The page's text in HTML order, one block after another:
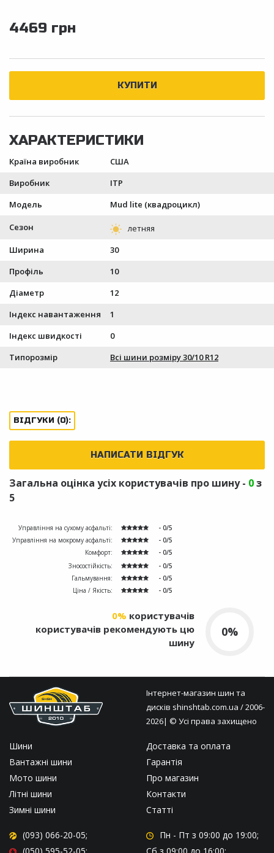
4469 грн
Країна виробник
США
Виробник
ITP
Модель
Mud lite (квадроцикл)
Сезон
Ширина
30
Профіль
10
Діаметр
12
Індекс навантаження
1
Індекс швидкості
0
Типорозмір
Всі шини розміру 30/10 R12
ВІДГУКИ (0):
НАПИСАТИ ВІДГУК
Загальна оцінка усіх користувачів про шину - 0з
5
Управління на сухому асфальті:
- 0/5
Управління на мокрому асфальті:
- 0/5
Комфорт:
- 0/5
Зносостійкість:
- 0/5
Гальмування:
- 0/5
Ціна / Якість:
- 0/5
0%
0% користувачів
користувачів рекомендують цю
шину
Шини
Вантажні шини
Мото шини
Літні шини
Зимні шини
Доставка та оплата
Гарантія
Про магазин
Контакти
Статті
(093) 066-20-05;
Пн - Пт з 09:00 до 19:00;
Інтернет-магазин шин та
дисків shinshtab.com.ua / 2006-
2026| © Усі права захищено